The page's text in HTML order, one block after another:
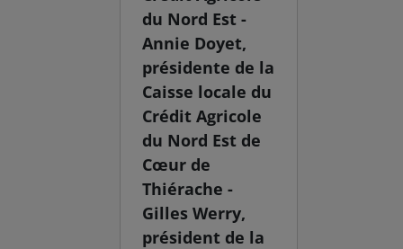
du Nord Est -
Annie Doyet,
présidente de la
Caisse locale du
Crédit Agricole
du Nord Est de
Cœur de
Thiérache -
Gilles Werry,
président de la